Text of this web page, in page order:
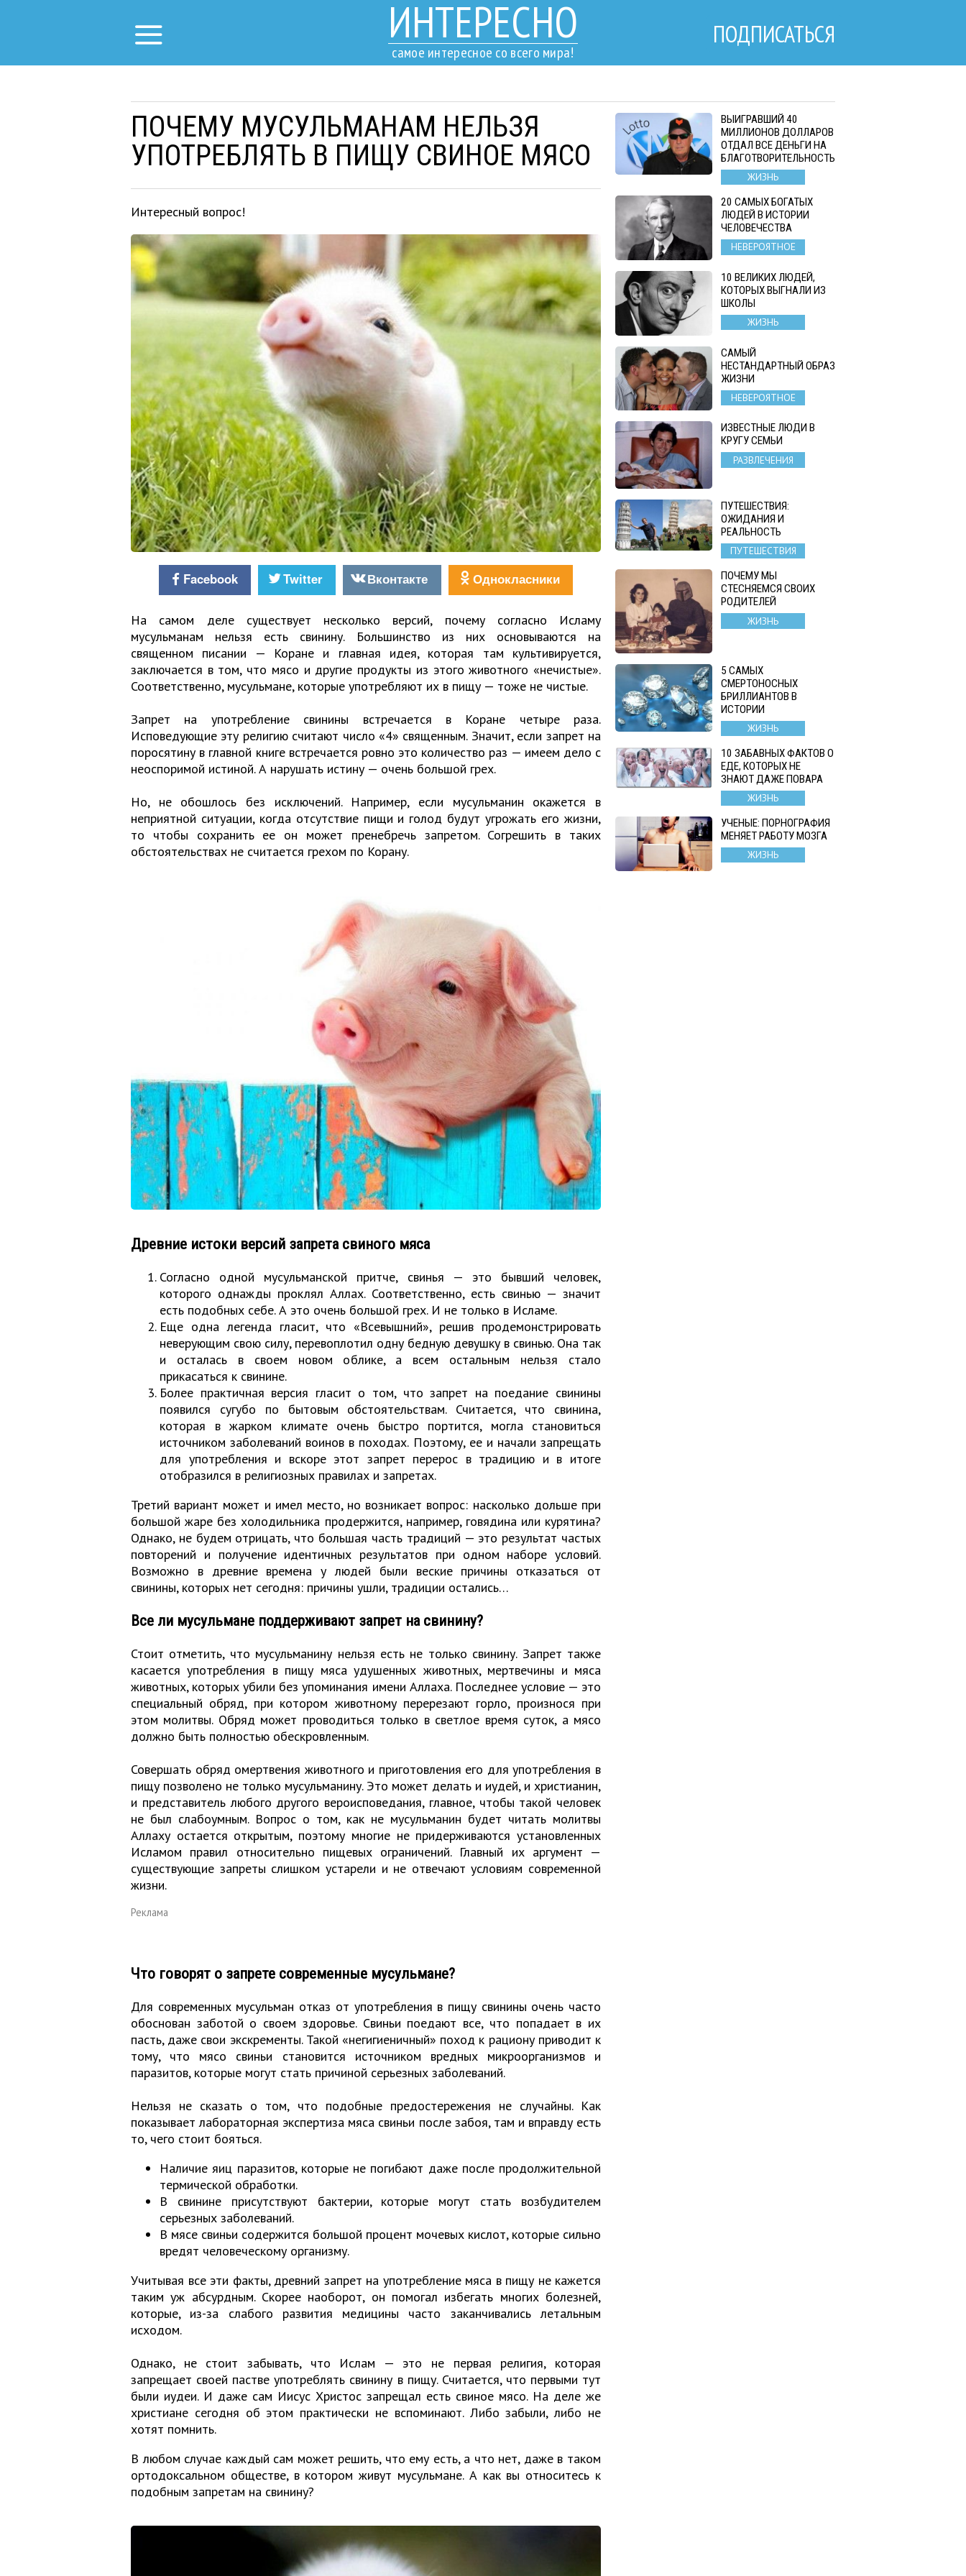
ИНТЕРЕСНО
самое интересное со всего мира!
ПОДПИСАТЬСЯ
ПОЧЕМУ МУСУЛЬМАНАМ НЕЛЬЗЯ
УПОТРЕБЛЯТЬ В ПИЩУ СВИНОЕ МЯСО
Интересный вопрос!
Facebook Twitter Вконтакте Однокласники
На самом деле существует несколько версий, почему согласно Исламу
мусульманам нельзя есть свинину. Большинство из них основываются на
священном писании — Коране и главная идея, которая там культивируется,
заключается в том, что мясо и другие продукты из этого животного «нечистые».
Соответственно, мусульмане, которые употребляют их в пищу — тоже не чистые.
Запрет на употребление свинины встречается в Коране четыре раза.
Исповедующие эту религию считают число «4» священным. Значит, если запрет на
поросятину в главной книге встречается ровно это количество раз — имеем дело с
неоспоримой истиной. А нарушать истину — очень большой грех.
Но, не обошлось без исключений. Например, если мусульманин окажется в
неприятной ситуации, когда отсутствие пищи и голод будут угрожать его жизни,
то чтобы сохранить ее он может пренебречь запретом. Согрешить в таких
обстоятельствах не считается грехом по Корану.
Древние истоки версий запрета свиного мяса
Согласно одной мусульманской притче, свинья — это бывший человек,
которого однажды проклял Аллах. Соответственно, есть свинью — значит
есть подобных себе. А это очень большой грех. И не только в Исламе.
Еще одна легенда гласит, что «Всевышний», решив продемонстрировать
неверующим свою силу, перевоплотил одну бедную девушку в свинью. Она так
и осталась в своем новом облике, а всем остальным нельзя стало
прикасаться к свинине.
Более практичная версия гласит о том, что запрет на поедание свинины
появился сугубо по бытовым обстоятельствам. Считается, что свинина,
которая в жарком климате очень быстро портится, могла становиться
источником заболеваний воинов в походах. Поэтому, ее и начали запрещать
для употребления и вскоре этот запрет перерос в традицию и в итоге
отобразился в религиозных правилах и запретах.
Третий вариант может и имел место, но возникает вопрос: насколько дольше при
большой жаре без холодильника продержится, например, говядина или курятина?
Однако, не будем отрицать, что большая часть традиций — это результат частых
повторений и получение идентичных результатов при одном наборе условий.
Возможно в древние времена у людей были веские причины отказаться от
свинины, которых нет сегодня: причины ушли, традиции остались…
Все ли мусульмане поддерживают запрет на свинину?
Стоит отметить, что мусульманину нельзя есть не только свинину. Запрет также
касается употребления в пищу мяса удушенных животных, мертвечины и мяса
животных, которых убили без упоминания имени Аллаха. Последнее условие — это
специальный обряд, при котором животному перерезают горло, произнося при
этом молитвы. Обряд может проводиться только в светлое время суток, а мясо
должно быть полностью обескровленным.
Совершать обряд омертвения животного и приготовления его для употребления в
пищу позволено не только мусульманину. Это может делать и иудей, и христианин,
и представитель любого другого вероисповедания, главное, чтобы такой человек
не был слабоумным. Вопрос о том, как не мусульманин будет читать молитвы
Аллаху остается открытым, поэтому многие не придерживаются установленных
Исламом правил относительно пищевых ограничений. Главный их аргумент —
существующие запреты слишком устарели и не отвечают условиям современной
жизни.
Реклама
Что говорят о запрете современные мусульмане?
Для современных мусульман отказ от употребления в пищу свинины очень часто
обоснован заботой о своем здоровье. Свиньи поедают все, что попадает в их
пасть, даже свои экскременты. Такой «негигиеничный» поход к рациону приводит к
тому, что мясо свиньи становится источником вредных микроорганизмов и
паразитов, которые могут стать причиной серьезных заболеваний.
Нельзя не сказать о том, что подобные предостережения не случайны. Как
показывает лабораторная экспертиза мяса свиньи после забоя, там и вправду есть
то, чего стоит бояться.
Наличие яиц паразитов, которые не погибают даже после продолжительной
термической обработки.
В свинине присутствуют бактерии, которые могут стать возбудителем
серьезных заболеваний.
В мясе свиньи содержится большой процент мочевых кислот, которые сильно
вредят человеческому организму.
Учитывая все эти факты, древний запрет на употребление мяса в пищу не кажется
таким уж абсурдным. Скорее наоборот, он помогал избегать многих болезней,
которые, из-за слабого развития медицины часто заканчивались летальным
исходом.
Однако, не стоит забывать, что Ислам — это не первая религия, которая
запрещает своей пастве употреблять свинину в пищу. Считается, что первыми тут
были иудеи. И даже сам Иисус Христос запрещал есть свиное мясо. На деле же
христиане сегодня об этом практически не вспоминают. Либо забыли, либо не
хотят помнить.
В любом случае каждый сам может решить, что ему есть, а что нет, даже в таком
ортодоксальном обществе, в котором живут мусульмане. А как вы относитесь к
подобным запретам на свинину?
ВЫИГРАВШИЙ 40
МИЛЛИОНОВ ДОЛЛАРОВ
ОТДАЛ ВСЕ ДЕНЬГИ НА
БЛАГОТВОРИТЕЛЬНОСТЬ
ЖИЗНЬ
20 САМЫХ БОГАТЫХ
ЛЮДЕЙ В ИСТОРИИ
ЧЕЛОВЕЧЕСТВА
НЕВЕРОЯТНОЕ
10 ВЕЛИКИХ ЛЮДЕЙ,
КОТОРЫХ ВЫГНАЛИ ИЗ
ШКОЛЫ
ЖИЗНЬ
САМЫЙ
НЕСТАНДАРТНЫЙ ОБРАЗ
ЖИЗНИ
НЕВЕРОЯТНОЕ
ИЗВЕСТНЫЕ ЛЮДИ В
КРУГУ СЕМЬИ
РАЗВЛЕЧЕНИЯ
ПУТЕШЕСТВИЯ:
ОЖИДАНИЯ И
РЕАЛЬНОСТЬ
ПУТЕШЕСТВИЯ
ПОЧЕМУ МЫ
СТЕСНЯЕМСЯ СВОИХ
РОДИТЕЛЕЙ
ЖИЗНЬ
5 САМЫХ
СМЕРТОНОСНЫХ
БРИЛЛИАНТОВ В
ИСТОРИИ
ЖИЗНЬ
10 ЗАБАВНЫХ ФАКТОВ О
ЕДЕ, КОТОРЫХ НЕ
ЗНАЮТ ДАЖЕ ПОВАРА
ЖИЗНЬ
УЧЕНЫЕ: ПОРНОГРАФИЯ
МЕНЯЕТ РАБОТУ МОЗГА
ЖИЗНЬ